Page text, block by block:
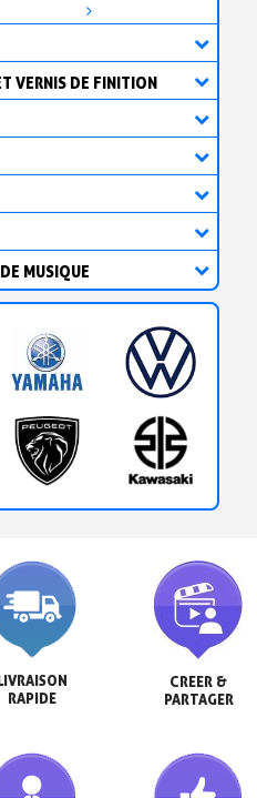
VERNIS DE FINITION
MUSIQUE
RAPIDE
CREER &
PARTAGER